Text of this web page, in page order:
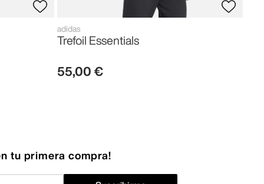
adidas
Trefoil Essentials
55,00 €
tu primera compra!